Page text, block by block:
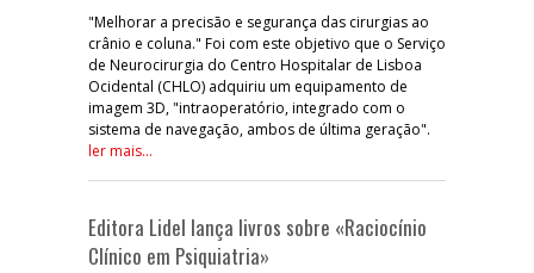
"Melhorar a precisão e segurança das cirurgias ao
crânio e coluna." Foi com este objetivo que o Serviço
de Neurocirurgia do Centro Hospitalar de Lisboa
Ocidental (CHLO) adquiriu um equipamento de
imagem 3D, "intraoperatório, integrado com o
sistema de navegação, ambos de última geração".
ler mais...
Editora Lidel lança livros sobre «Raciocínio
Clínico em Psiquiatria»